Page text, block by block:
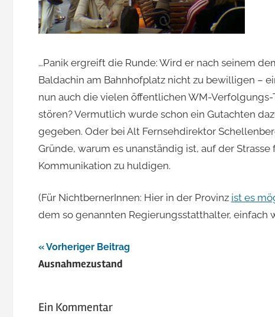
…Panik ergreift die Runde: Wird er nach seinem
Baldachin am Bahnhofplatz nicht zu bewilligen –
nun auch die vielen öffentlichen WM-
stören? Vermutlich wurde schon ein Gutachten
gegeben. Oder bei Alt Fernsehdirektor
Gründe, warum es unanständig ist, auf der
Kommunikation zu huldigen.
(Für NichtbernerInnen: Hier in der Provinz ist es
dem so genannten Regierungsstatthalter, einfach
Beitragsnavigation
Vorheriger Beitrag
Ausnahmezustand
Ein Kommentar